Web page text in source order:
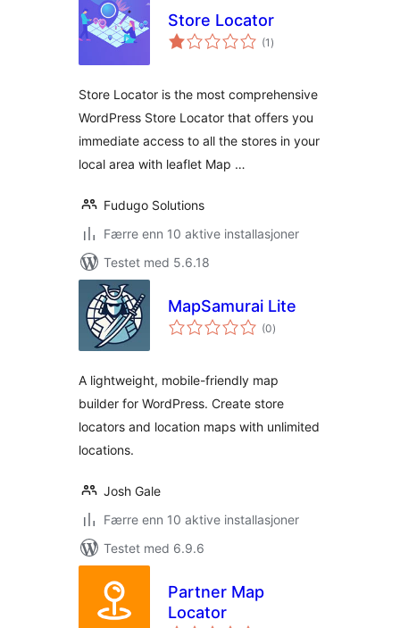
Store Locator
(1 totale
vurderinger
)
Store Locator is the most comprehensive
WordPress Store Locator that offers you
immediate access to all the stores in your
local area with leaflet Map …
Fudugo Solutions
Færre enn 10 aktive installasjoner
Testet med 5.6.18
MapSamurai Lite
(0totale
vurderinger
)
A lightweight, mobile-friendly map
builder for WordPress. Create store
locators and location maps with unlimited
locations.
Josh Gale
Færre enn 10 aktive installasjoner
Testet med 6.9.6
Partner Map
Locator